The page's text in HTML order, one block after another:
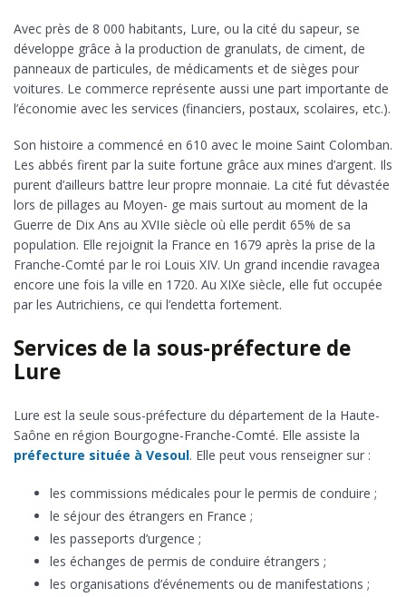
Avec près de 8 000 habitants, Lure, ou la cité du sapeur, se
développe grâce à la production de granulats, de ciment, de
panneaux de particules, de médicaments et de sièges pour
voitures. Le commerce représente aussi une part importante de
l’économie avec les services (financiers, postaux, scolaires, etc.).
Son histoire a commencé en 610 avec le moine Saint Colomban.
Les abbés firent par la suite fortune grâce aux mines d’argent. Ils
purent d’ailleurs battre leur propre monnaie. La cité fut dévastée
lors de pillages au Moyen- ge mais surtout au moment de la
Guerre de Dix Ans au XVIIe siècle où elle perdit 65% de sa
population. Elle rejoignit la France en 1679 après la prise de la
Franche-Comté par le roi Louis XIV. Un grand incendie ravagea
encore une fois la ville en 1720. Au XIXe siècle, elle fut occupée
par les Autrichiens, ce qui l’endetta fortement.
Services de la sous-préfecture de
Lure
Lure est la seule sous-préfecture du département de la Haute-
Saône en région Bourgogne-Franche-Comté. Elle assiste la
préfecture située à Vesoul. Elle peut vous renseigner sur :
les commissions médicales pour le permis de conduire ;
le séjour des étrangers en France ;
les passeports d’urgence ;
les échanges de permis de conduire étrangers ;
les organisations d’événements ou de manifestations ;